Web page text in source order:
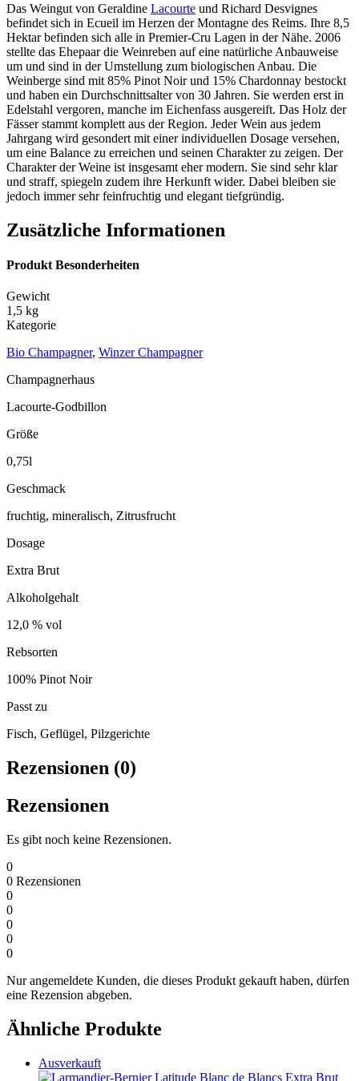
Das Weingut von Geraldine Lacourte und Richard Desvignes
befindet sich in Ecueil im Herzen derMontagne des Reims. Ihre 8,5
Hektar befinden sich alle in Premier-Cru Lagen in der Nähe. 2006
stellte das Ehepaar die Weinreben auf eine natürliche Anbauweise
um und sind in der Umstellung zum biologischen Anbau. Die
Weinberge sind mit 85% Pinot Noir und 15% Chardonnay bestockt
und haben ein Durchschnittsalter von 30 Jahren. Sie werden erst in
Edelstahl vergoren, manche im Eichenfass ausgereift. Das Holz der
Fässer stammt komplett aus der Region. Jeder Wein aus jedem
Jahrgang wird gesondert mit einer individuellen Dosage versehen,
um eine Balance zu erreichen und seinen Charakter zu zeigen. Der
Charakter der Weine ist insgesamt eher modern. Sie sind sehr klar
und straff, spiegeln zudem ihre Herkunft wider. Dabei bleiben sie
jedoch immer sehr feinfruchtig und elegant tiefgründig.
Zusätzliche Informationen
Produkt Besonderheiten
Gewicht
1,5 kg
Kategorie
Bio Champagner, Winzer Champagner
Champagnerhaus
Lacourte-Godbillon
Größe
0,75l
Geschmack
fruchtig, mineralisch, Zitrusfrucht
Dosage
Extra Brut
Alkoholgehalt
12,0 % vol
Rebsorten
100% Pinot Noir
Passt zu
Fisch, Geflügel, Pilzgerichte
Rezensionen (0)
Rezensionen
Es gibt noch keine Rezensionen.
0
0 Rezensionen
0
0
0
0
0
Nur angemeldete Kunden, die dieses Produkt gekauft haben, dürfen
eine Rezension abgeben.
Ähnliche Produkte
Ausverkauft